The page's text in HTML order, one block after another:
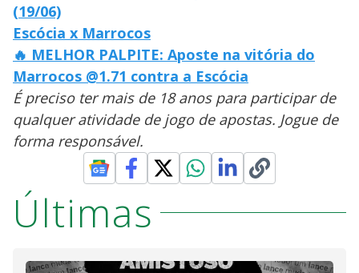
(19/06)
Escócia x Marrocos
🔥 MELHOR PALPITE: Aposte na vitória do
Marrocos @1.71 contra a Escócia
É preciso ter mais de 18 anos para participar de
qualquer atividade de jogo de apostas. Jogue de
forma responsável.
Últimas